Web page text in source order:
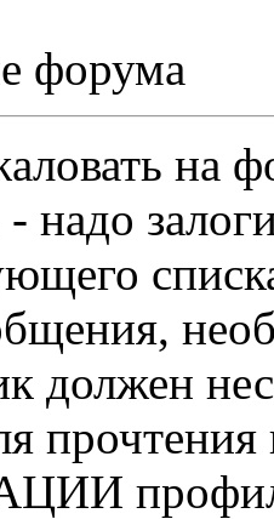
форума
на
- надо
должен
профиль